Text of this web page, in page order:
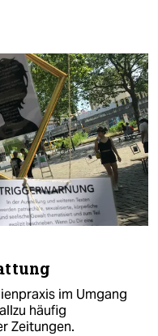
im Umgang
häufig
Zeitungen.